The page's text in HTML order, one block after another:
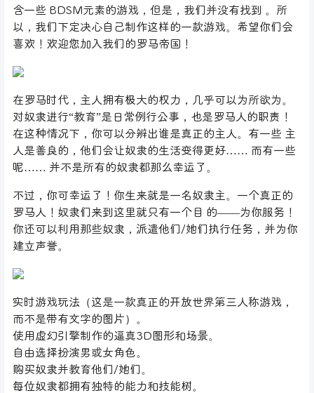
含一些 BDSM元素的游戏，但是，我们并没有找到 。所
以，我们下定决心自己制作这样的一款游戏。希望你们会
喜欢！欢迎您加入我们的罗马帝国！
在罗马时代，主人拥有极大的权力，几乎可以为所欲为。
对奴隶进行“教育”是日常例行公事，也是罗马人的职责！
在这种情况下，你可以分辨出谁是真正的主人。有一些 主
人是善良的，他们会让奴隶的生活变得更好…… 而有一些
呢…… 并不是所有的奴隶都那么幸运了。
不过，你可幸运了！你生来就是一名奴隶主。一个真正的
罗马人！奴隶们来到这里就只有一个目 的——为你服务！
你还可以利用那些奴隶，派遣他们/她们执行任务，并为你
建立声誉。
实时游戏玩法（这是一款真正的开放世界第三人称游戏，
而不是带有文字的图片）。
使用虚幻引擎制作的逼真3D图形和场景。
自由选择扮演男或女角色。
购买奴隶并教育他们/她们。
每位奴隶都拥有独特的能力和技能树。